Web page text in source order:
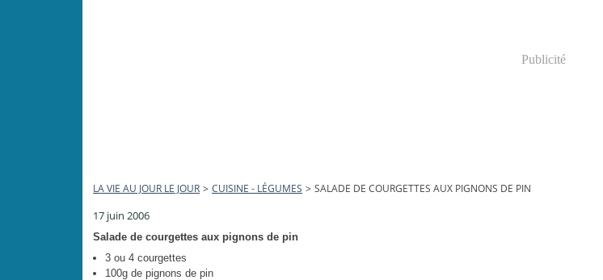
Publicité
LA VIE AU JOUR LE JOUR > CUISINE - LÉGUMES > SALADE DE COURGETTES AUX PIGNONS DE PIN
17 juin 2006
Salade de courgettes aux pignons de pin
3 ou 4 courgettes
100g de pignons de pin